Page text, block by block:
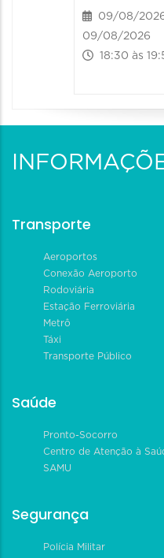
09/08/
09/08/2026
18:30 às
Transporte
Aeroportos
Conexão Aeroporto
Rodoviária
Estação Ferroviária
Metrô
Táxi
Transporte Público
Saúde
Pronto-Socorro
Centro de Atenção à
SAMU
Segurança
Polícia Militar